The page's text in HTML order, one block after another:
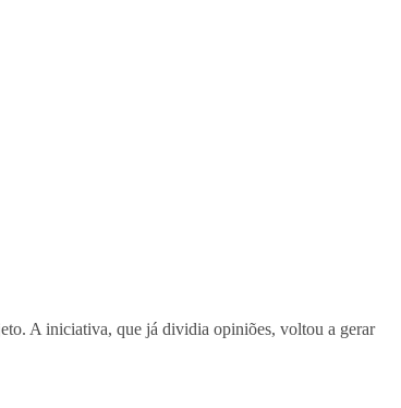
A iniciativa, que já dividia opiniões, voltou a gerar